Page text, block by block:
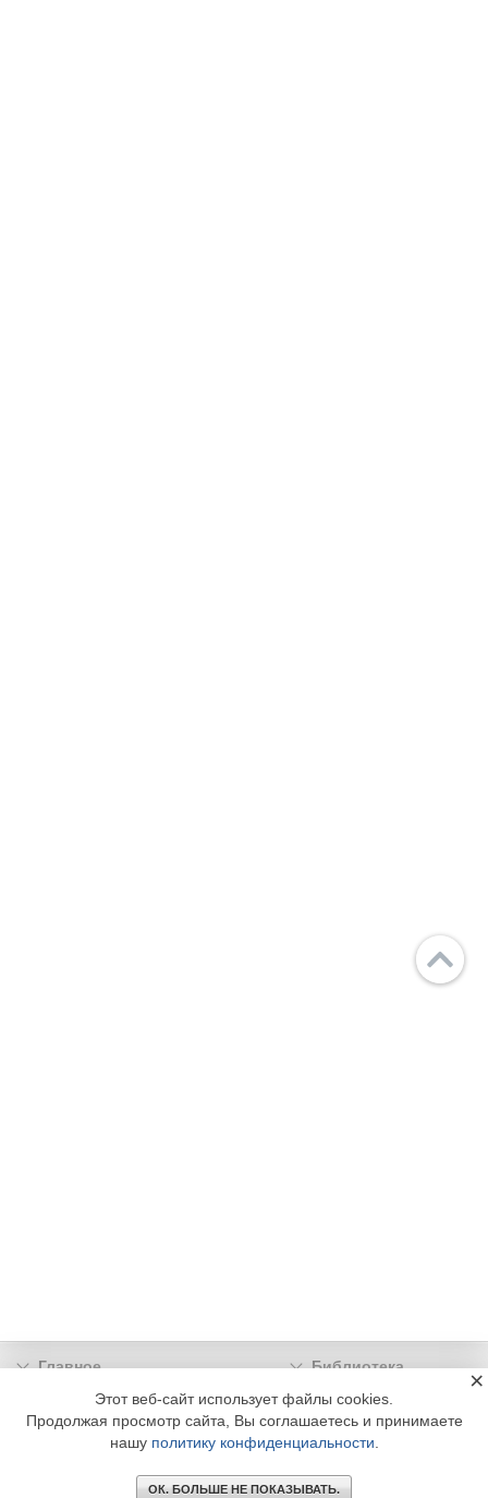
Главное
Библиотека
Подписка
Реклама
Информация
© 2002 - 2026 OOO Издательский дом «МЕДИА ТЕХНОЛОДЖИ» +7 (495) 665-00-
Этот веб-сайт использует файлы cookies.
Продолжая просмотр сайта, Вы соглашаетесь и принимаете
нашу политику конфиденциальности
ОК. БОЛЬШЕ НЕ ПОКАЗЫВАТЬ.
×